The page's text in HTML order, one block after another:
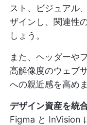
スト、ビジュアル
ザインし、関連性
しょう。
また、ヘッダーや
高解像度のウェブ
への親近感を高め
デザイン資産を統
Figma と InVision